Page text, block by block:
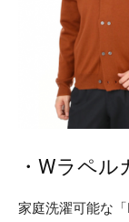
・Wラペ
家庭洗濯可能な